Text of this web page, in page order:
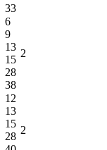
33
6
9
13
15
28
38
2
12
13
15
28
2